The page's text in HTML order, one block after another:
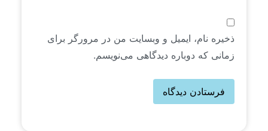
ذخیره نام، ایمیل و وبسایت من در مرورگر برای
زمانی که دوباره دیدگاهی می‌نویسم.